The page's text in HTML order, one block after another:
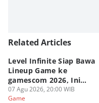
Related Articles
Level Infinite Siap Bawa
Lineup Game ke
gamescom 2026, Ini
Judulnya!
07 Agu 2026, 20:00 WIB
Game